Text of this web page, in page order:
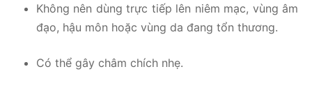
Không nên dùng trực tiếp lên niêm mạc, vùng âm
đạo, hậu môn hoặc vùng da đang tổn thương.
Có thể gây châm chích nhẹ.